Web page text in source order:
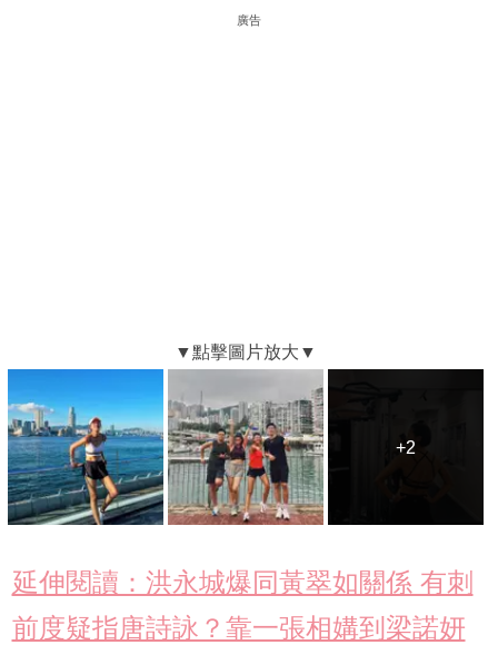
廣告
+2
+2
延伸閱讀：洪永城爆同黃翠如關係 有刺
前度疑指唐詩詠？靠一張相媾到梁諾妍